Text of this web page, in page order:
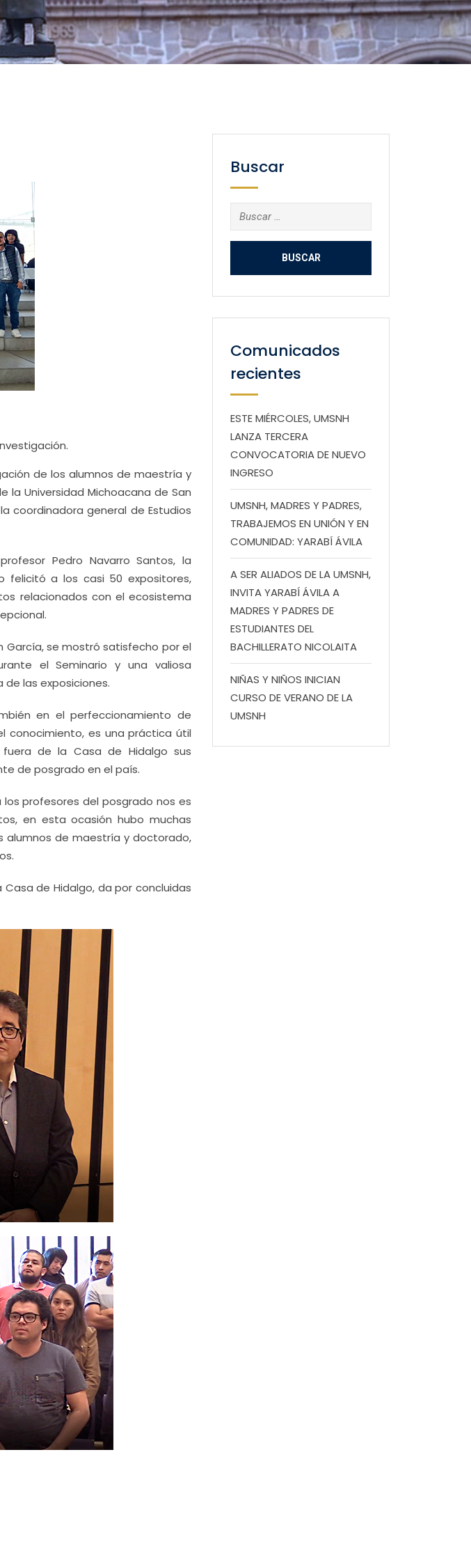
de los alumnos de maestría y
Universidad Michoacana de San
coordinadora general de Estudios
Pedro Navarro Santos, la
felicitó a los casi 50 expositores,
relacionados con el ecosistema
García, se mostró satisfecho por el
el Seminario y una valiosa
las exposiciones.
en el perfeccionamiento de
conocimiento, es una práctica útil
de la Casa de Hidalgo sus
de posgrado en el país.
profesores del posgrado nos es
en esta ocasión hubo muchas
alumnos de maestría y doctorado,
de Hidalgo, da por concluidas
Buscar
Buscar:
Comunicados
recientes
ESTE MIÉRCOLES, UMSNH
LANZA TERCERA
CONVOCATORIA DE NUEVO
INGRESO
UMSNH, MADRES Y PADRES,
TRABAJEMOS EN UNIÓN Y EN
COMUNIDAD: YARABÍ ÁVILA
A SER ALIADOS DE LA UMSNH,
INVITA YARABÍ ÁVILA A
MADRES Y PADRES DE
ESTUDIANTES DEL
BACHILLERATO NICOLAITA
NIÑAS Y NIÑOS INICIAN
CURSO DE VERANO DE LA
UMSNH